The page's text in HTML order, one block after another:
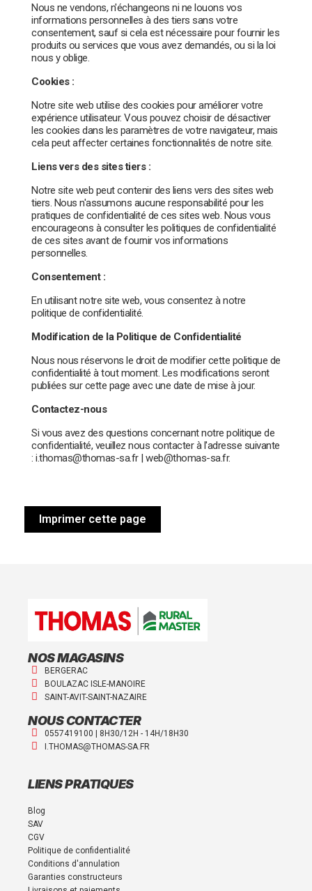
Nous ne vendons, n'échangeons ni ne louons vos
informations personnelles à des tiers sans votre
consentement, sauf si cela est nécessaire pour fournir les
produits ou services que vous avez demandés, ou si la loi
nous y oblige.
Cookies :
Notre site web utilise des cookies pour améliorer votre
expérience utilisateur. Vous pouvez choisir de désactiver
les cookies dans les paramètres de votre navigateur, mais
cela peut affecter certaines fonctionnalités de notre site.
Liens vers des sites tiers :
Notre site web peut contenir des liens vers des sites web
tiers. Nous n'assumons aucune responsabilité pour les
pratiques de confidentialité de ces sites web. Nous vous
encourageons à consulter les politiques de confidentialité
de ces sites avant de fournir vos informations
personnelles.
Consentement :
En utilisant notre site web, vous consentez à notre
politique de confidentialité.
Modification de la Politique de Confidentialité
Nous nous réservons le droit de modifier cette politique de
confidentialité à tout moment. Les modifications seront
publiées sur cette page avec une date de mise à jour.
Contactez-nous
Si vous avez des questions concernant notre politique de
confidentialité, veuillez nous contacter à l'adresse suivante
: i.thomas@thomas-sa.fr | web@thomas-sa.fr.
NOS MAGASINS
BERGERAC
BOULAZAC ISLE-MANOIRE
SAINT-AVIT-SAINT-NAZAIRE
NOUS CONTACTER
0557419100 | 8H30/12H - 14H/18H30
I.THOMAS@THOMAS-SA.FR
LIENS PRATIQUES
Blog
SAV
CGV
Politique de confidentialité
Conditions d'annulation
Garanties constructeurs